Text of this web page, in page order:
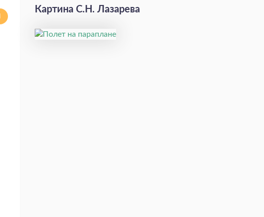
Картина С.Н. Лазарева